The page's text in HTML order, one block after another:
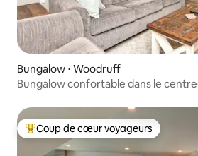
Bungalow ⋅ Woodruff
Bungalow confortable dans le
Coups de cœur voyageurs les plus
Coup de cœur voyageurs